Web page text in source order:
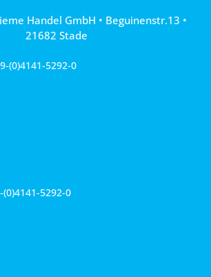
Handel GmbH • Beguinenstr.13 •
21682 Stade
(0)4141-5292-0
5292-0